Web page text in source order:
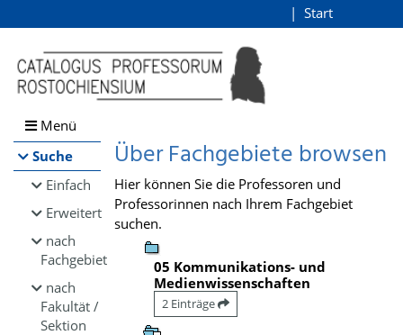
Browsen
direkt zum Inhalt
Start
Menü
Suche
Einfach
Erweitert
nach
Fachgebiet
nach
Fakultät /
Sektion
Über Fachgebiete browsen
Hier können Sie die Professoren und
Professorinnen nach Ihrem Fachgebiet
suchen.
05 Kommunikations- und
Medienwissenschaften
2 Einträge